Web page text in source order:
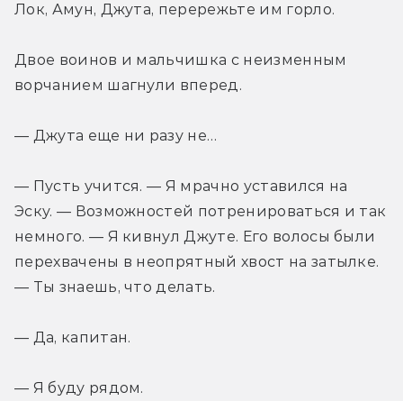
Лок, Амун, Джута, перережьте им горло.
Двое воинов и мальчишка с неизменным
ворчанием шагнули вперед.
— Джута еще ни разу не…
— Пусть учится. — Я мрачно уставился на
Эску. — Возможностей потренироваться и так
немного. — Я кивнул Джуте. Его волосы были
перехвачены в неопрятный хвост на затылке.
— Ты знаешь, что делать.
— Да, капитан.
— Я буду рядом.